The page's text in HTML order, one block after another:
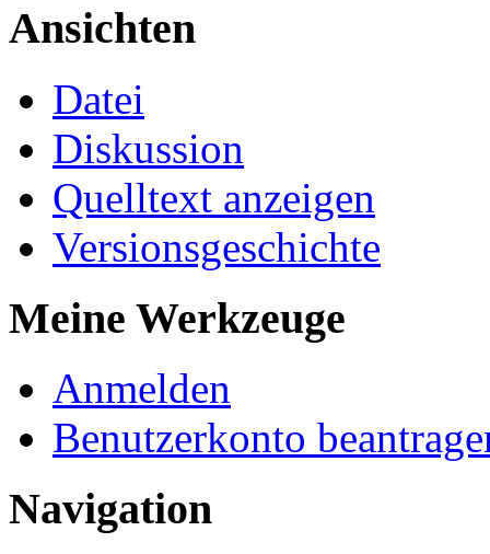
Ansichten
Datei
Diskussion
Quelltext anzeigen
Versionsgeschichte
Meine Werkzeuge
Anmelden
Benutzerkonto
Navigation